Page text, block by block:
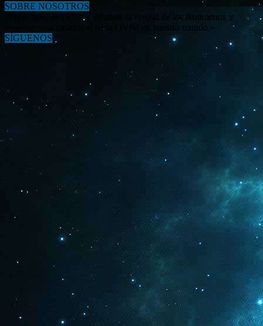
SOBRE NOSOTROS
«Investigar, descubrir y difundir la verdad de los fenómenos y
enigmas relacionados al tema OVNI en nuestro mundo.»
SÍGUENOS